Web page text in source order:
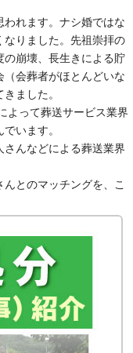
れます。ナシ婚ではな
なりました。先祖崇拝の
の崩壊、長生きによる貯
会葬者がほとんどいな
ました。
よって葬送サービス業界
います。
んなどによる葬送業界
とのマッチングを、こ